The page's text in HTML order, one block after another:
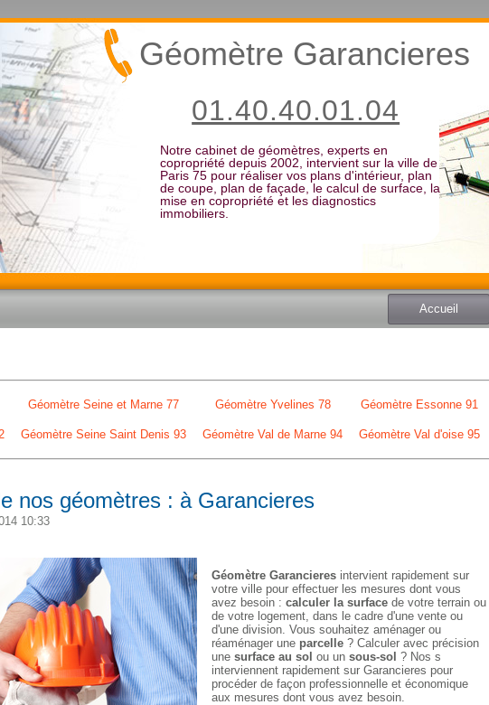
Notre cabinet de géomètres, experts en
copropriété depuis 2002, intervient sur la ville de
Paris 75 pour réaliser vos plans d'intérieur, plan
de coupe, plan de façade, le calcul de surface, la
mise en copropriété et les diagnostics
immobiliers.
Géomètre Garancieres
01.40.40.01.04
Accueil
Géomètre Seine et Marne 77 Géomètre Yvelines 78 Géomètre Essonne 91
Géomètre Seine Saint Denis 93 Géomètre Val de Marne 94 Géomètre Val d'oise 95
nos géomètres : à Garancieres
10:33
Géomètre Garancieres intervient rapidement sur
votre ville pour effectuer les mesures dont vous
avez besoin : calculer la surface de votre terrain ou
de votre logement, dans le cadre d'une vente ou
d'une division. Vous souhaitez aménager ou
réaménager une parcelle ? Calculer avec précision
une surface au sol ou un sous-sol ? Nos s
interviennent rapidement sur Garancieres pour
procéder de façon professionnelle et économique
aux mesures dont vous avez besoin.